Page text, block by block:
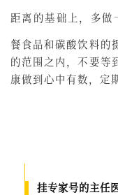
距离的基础上，多做
餐食品和碳酸饮料的
的范围之内，不要等
康做到心中有数，定
挂专家号的主任